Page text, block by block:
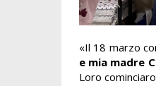
«Il 18 marzo
e mia madre
Loro